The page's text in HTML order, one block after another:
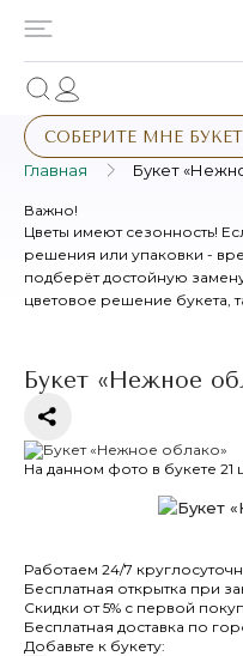
СОБЕРИТЕ МНЕ БУКЕТ
Главная Букет
Важно!
Цветы имеют сезонность!
решения или упаковки -
подберёт достойную
цветовое решение букета,
Букет «Нежное
На данном фото в букете 21
Работаем 24/7
Бесплатная открытка при
Скидки от 5% с первой
Бесплатная доставка по
Добавьте к букету: